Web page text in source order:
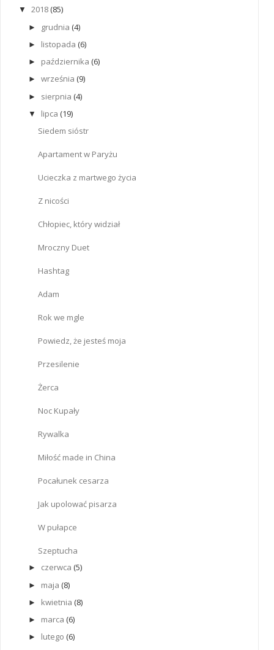
▼ 2018 (85)
► grudnia (4)
► listopada (6)
► października (6)
► września (9)
► sierpnia (4)
▼ lipca (19)
Siedem sióstr
Apartament w Paryżu
Ucieczka z martwego życia
Z nicości
Chłopiec, który widział
Mroczny Duet
Hashtag
Adam
Rok we mgle
Powiedz, że jesteś moja
Przesilenie
Żerca
Noc Kupały
Rywalka
Miłość made in China
Pocałunek cesarza
Jak upolować pisarza
W pułapce
Szeptucha
► czerwca (5)
► maja (8)
► kwietnia (8)
► marca (6)
► lutego (6)